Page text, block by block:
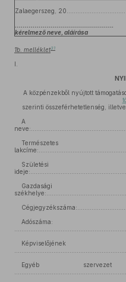
Zalaegerszeg, 20...…………………………
kérelmező neve, aláírása
1b. melléklet31
I.
A közpénzekből nyújtott
szerinti összeférhetetlenség,
A
Gazdasági
Adószáma:
Egyéb